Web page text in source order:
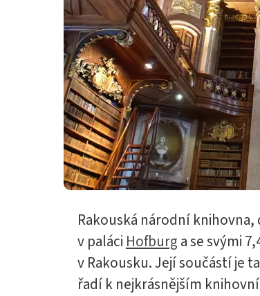
Rakouská národní
v paláci Hofburg a se svými
v Rakousku. Její součástí je
řadí k nejkrásnějším